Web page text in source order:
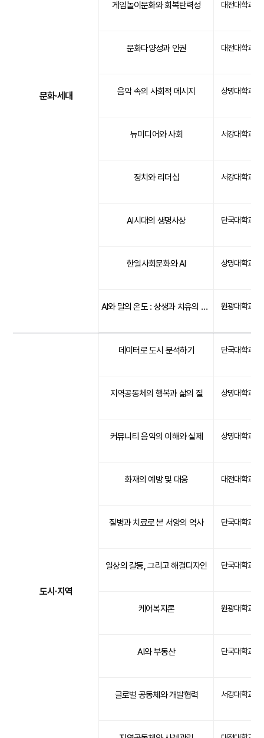
문화·세대
게임놀이문화와 회복탄력성 대전대학교
문화다양성과 인권 대전대학교
음악 속의 사회적 메시지 상명대학교
뉴미디어와 사회 서강대학교
정치와 리더십 서강대학교
AI시대의 생명사상 단국대학교
한일사회문화와 AI 상명대학교
AI와 말의 온도 : 상생과 치유의 시 읽기 원광대학교
도시·지역
데이터로 도시 분석하기 단국대학교
지역공동체의 행복과 삶의 질 상명대학교
커뮤니티 음악의 이해와 실제 상명대학교
화재의 예방 및 대응 대전대학교
질병과 치료로 본 서양의 역사 단국대학교
일상의 갈등, 그리고 해결디자인 단국대학교
케어복지론 원광대학교
AI와 부동산 단국대학교
글로벌 공동체와 개발협력 서강대학교